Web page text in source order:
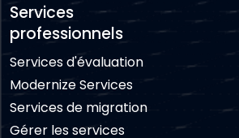
Services
professionnels
Services d'évaluation
Modernize Services
Services de migration
Gérer les services